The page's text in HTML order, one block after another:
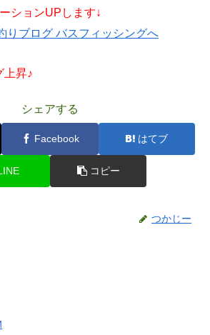
ションUPします↓
上昇♪
シェアする
Facebook はてブ
コピー
つかじー